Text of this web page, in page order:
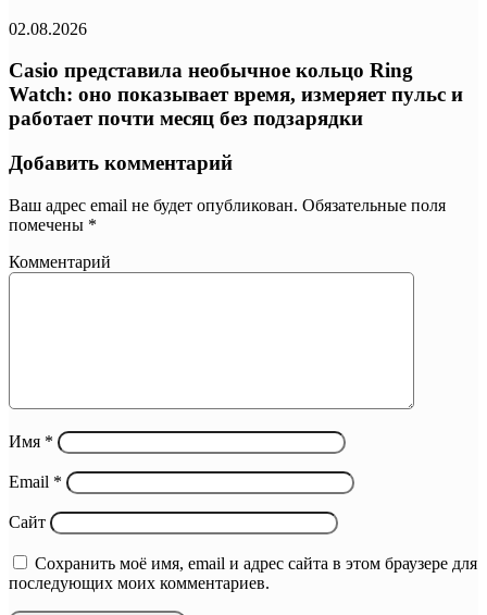
02.08.2026
Casio представила необычное кольцо Ring
Watch: оно показывает время, измеряет пульс и
работает почти месяц без подзарядки
Добавить комментарий
Ваш адрес email не будет опубликован. Обязательные поля
помечены *
Комментарий
Имя *
Email *
Сайт
Сохранить моё имя, email и адрес сайта в этом браузере для
последующих моих комментариев.